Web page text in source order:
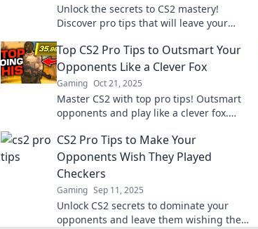
Unlock the secrets to CS2 mastery!
Discover pro tips that will leave your
gameplay. Don't miss out!
Top CS2 Pro Tips to Outsmart Your
Opponents Like a Clever Fox
Gaming Oct 21, 2025
Master CS2 with top pro tips! Outsmart
opponents and play like a clever fox.
the competition!
CS2 Pro Tips to Make Your
Opponents Wish They Played
Checkers
Gaming Sep 11, 2025
Unlock CS2 secrets to dominate your
opponents and leave them wishing they